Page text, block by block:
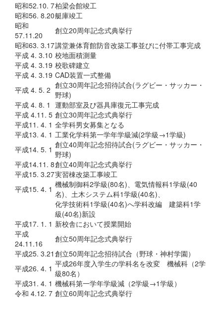
昭和52.10. 7柏梁会館竣工
昭和56. 8.20艇庫竣工
昭和
57.11.20
創立20周年記念式典挙行
昭和63. 3.17講堂兼体育館防音改築工事並びに付帯工事完成
平成 4. 3.10 校地面積測量
平成 4. 3.19 校歌碑建立
平成 4. 3.19 CAD装置一式整備
平成 4. 5. 2 創立30周年記念招待試合(ラグビー・サッカー・
野球)
平成 4. 8. 1 運動部室及び器具庫復元工事完成
平成 4.11. 5 創立30周年記念式典挙行
平成11. 4. 1 全学科男女募集となる
平成13. 4. 1 工業化学科第一学年学級減(2学級→1学級)
平成14. 5. 1 創立40周年記念招待試合(ラグビー・サッカー・
野球)
平成14.11. 8創立40周年記念式典挙行
平成15. 3.27実習棟改築工事竣工
平成15. 4. 1 機械制御科2学級(80名)、電気情報科1学級(40
名)、土木システム科1学級(40名)、
化学技術科1学級(40名)へ学科改編 建築科1学
級(40名)新設
平成17. 1. 1 新校舎において授業開始
平成
24.11.16
創立50周年記念式典挙行
平成25. 3.21 創立50周年記念招待試合（野球・神村学園）
平成26. 4. 1 平成26年度入学生の学科名を改変 機械科（2学
級80名）
平成31. 4. 1 機械科第一学年学級減（2学級→1学級）
令和 4.12. 7 創立60周年記念式典挙行